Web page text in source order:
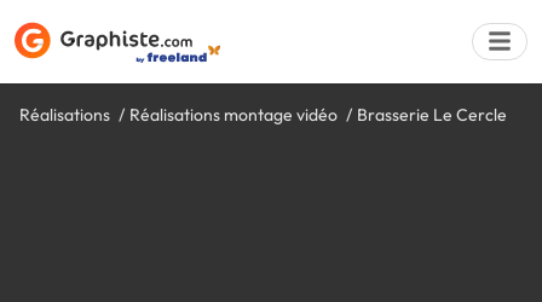
Réalisations Réalisations montage vidéo Brasserie Le Cercle